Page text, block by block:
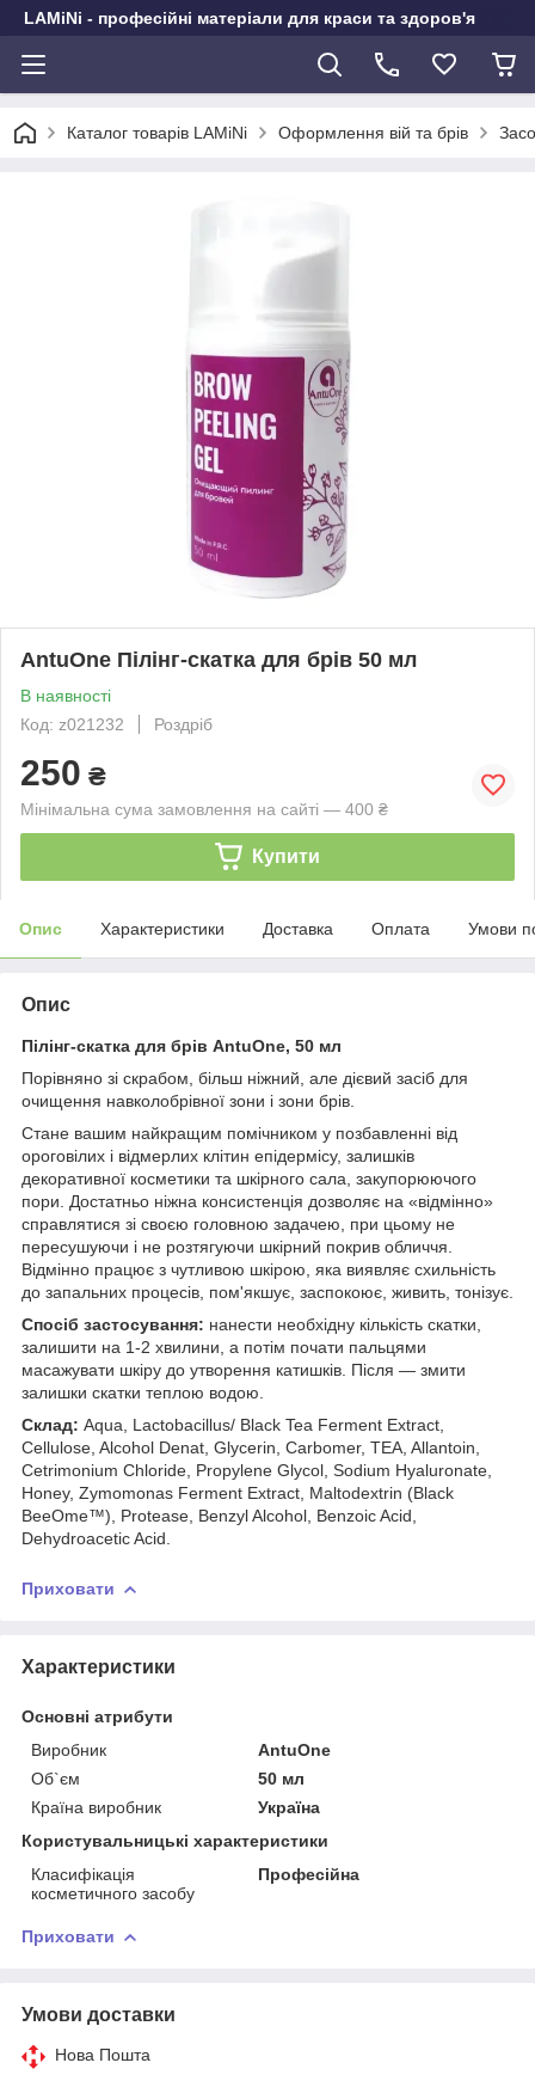
LAMiNi - професійні матеріали для краси та здоров'я
Каталог товарів LAMiNi Оформлення вій та брів
AntuOne Пілінг-скатка для брів 50 мл
В наявності
Код: z021232
Роздріб
250 ₴
Мінімальна сума замовлення на сайті — 400 ₴
Купити
Опис Характеристики Доставка Оплата Умови
Опис
Пілінг-скатка для брів AntuOne, 50 мл
Порівняно зі скрабом, більш ніжний, але дієвий засіб для
очищення навколобрівної зони і зони брів.
Стане вашим найкращим помічником у позбавленні від
ороговілих і відмерлих клітин епідермісу, залишків
декоративної косметики та шкірного сала, закупорюючого
пори. Достатньо ніжна консистенція дозволяє на «відмінно»
справлятися зі своєю головною задачею, при цьому не
пересушуючи і не розтягуючи шкірний покрив обличчя.
Відмінно працює з чутливою шкірою, яка виявляє схильність
до запальних процесів, пом'якшує, заспокоює, живить, тонізує.
Спосіб застосування: нанести необхідну кількість скатки,
залишити на 1-2 хвилини, а потім почати пальцями
масажувати шкіру до утворення катишків. Після — змити
залишки скатки теплою водою.
Склад: Aqua, Lactobacillus/ Black Tea Ferment Extract,
Cellulose, Alcohol Denat, Glycerin, Carbomer, TEA, Allantoin,
Cetrimonium Chloride, Propylene Glycol, Sodium Hyaluronate,
Honey, Zymomonas Ferment Extract, Maltodextrin (Black
BeeOme™), Protease, Benzyl Alcohol, Benzoic Acid,
Dehydroacetic Acid.
Приховати
Характеристики
Основні атрибути
Виробник
AntuOne
Об`єм
50 мл
Країна виробник
Україна
Користувальницькі характеристики
Класифікація
косметичного засобу
Професійна
Приховати
Умови доставки
Нова Пошта